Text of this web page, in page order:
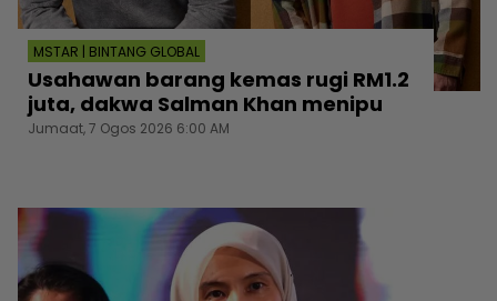
MSTAR | BINTANG GLOBAL
Usahawan barang kemas rugi RM1.2
juta, dakwa Salman Khan menipu
Jumaat, 7 Ogos 2026 6:00 AM